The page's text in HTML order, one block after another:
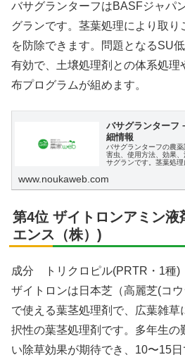
バサグランターフはBASFジャパ
グランです。茎葉処理により取
を防除できます。問題となるSU
有効で、土壌処理剤との体系処理
布プログラムが組めます。
バサグランターフ
細情報
バサグランターフの農
害虫、使用方法、効果
サグランです。茎葉処理
www.noukaweb.com
第4位 ザイトロンアミン液
エンス（株）)
成分 トリクロピル(PRTR・1種)
ザイトロンは日本芝（高麗芝(コ
で使える葉茎処理剤で、広葉雑草
択性の葉茎処理剤です。多年生の
い除草効果が期待でき、10〜15